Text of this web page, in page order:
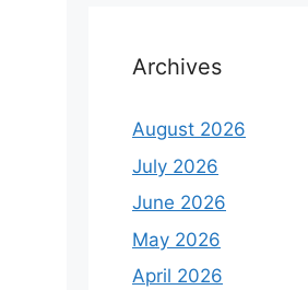
Archives
August 2026
July 2026
June 2026
May 2026
April 2026